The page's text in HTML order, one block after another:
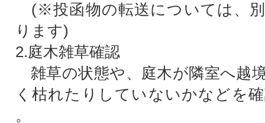
(※投函物の転送については、
ります)
2.庭木雑草確認
雑草の状態や、庭木が隣室へ越
く枯れたりしていないかなどを
。